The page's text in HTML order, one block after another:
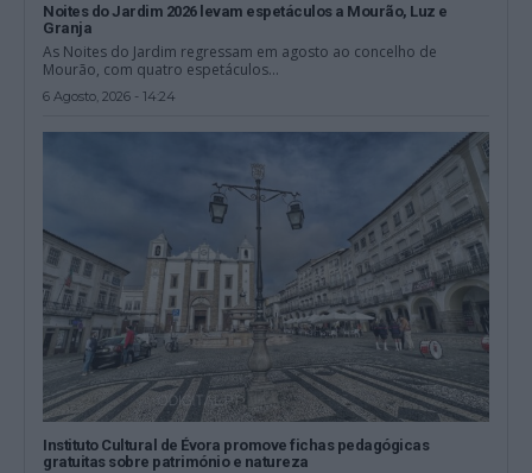
Noites do Jardim 2026 levam espetáculos a Mourão, Luz e
Granja
As Noites do Jardim regressam em agosto ao concelho de
Mourão, com quatro espetáculos...
6 Agosto, 2026 - 14:24
Instituto Cultural de Évora promove fichas pedagógicas
gratuitas sobre património e natureza